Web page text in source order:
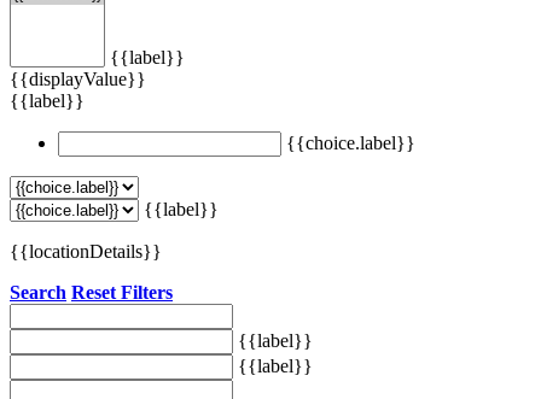
{{label}}
{{displayValue}}
{{label}}
{{choice.label}}
{{label}}
{{locationDetails}}
Search Reset Filters
{{label}}
{{label}}